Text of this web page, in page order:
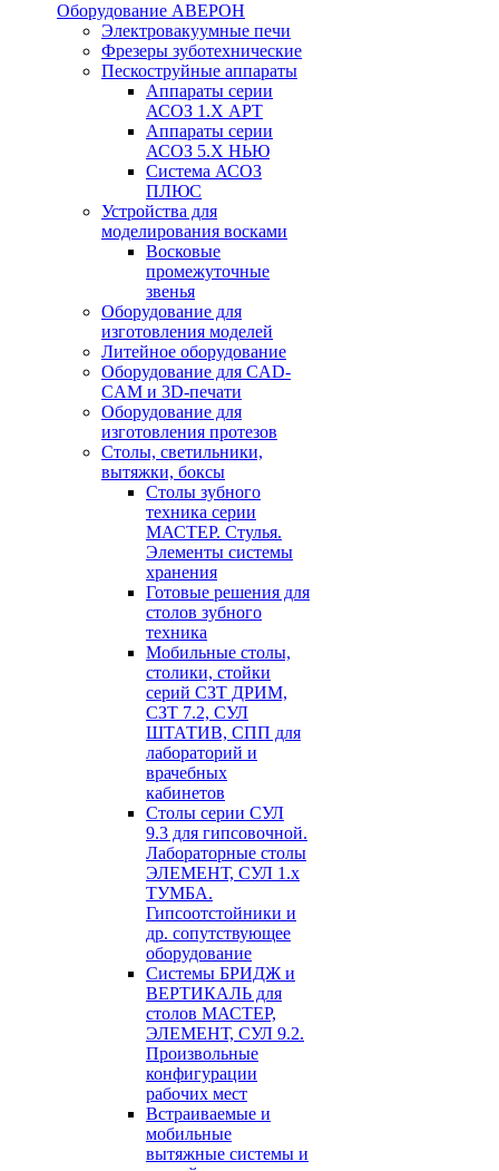
Оборудование АВЕРОН
Электровакуумные печи
Фрезеры зуботехнические
Пескоструйные аппараты
Аппараты серии
АСОЗ 1.Х АРТ
Аппараты серии
АСОЗ 5.Х НЬЮ
Система АСОЗ
ПЛЮС
Устройства для
моделирования восками
Восковые
промежуточные
звенья
Оборудование для
изготовления моделей
Литейное оборудование
Оборудование для CAD-
CAM и 3D-печати
Оборудование для
изготовления протезов
Cтолы, светильники,
вытяжки, боксы
Столы зубного
техника серии
МАСТЕР. Стулья.
Элементы системы
хранения
Готовые решения для
столов зубного
техника
Мобильные столы,
столики, стойки
серий СЗТ ДРИМ,
СЗТ 7.2, СУЛ
ШТАТИВ, СПП для
лабораторий и
врачебных
кабинетов
Столы серии СУЛ
9.3 для гипсовочной.
Лабораторные столы
ЭЛЕМЕНТ, СУЛ 1.х
ТУМБА.
Гипсоотстойники и
др. сопутствующее
оборудование
Системы БРИДЖ и
ВЕРТИКАЛЬ для
столов МАСТЕР,
ЭЛЕМЕНТ, СУЛ 9.2.
Произвольные
конфигурации
рабочих мест
Встраиваемые и
мобильные
вытяжные системы и